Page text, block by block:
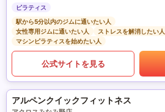
ピラティス
駅から5分以内のジムに通いたい人
女性専用ジムに通いたい人
ストレスを解消したい人
マシンピラティスを始めたい人
公式サイトを見る
アルペンクイックフィットネス